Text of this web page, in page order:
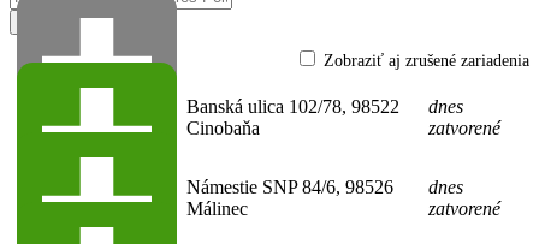
Zobraziť aj zrušené zariadenia
Lekáreň Calendula
(Pobočka verejnej
Banská ulica 102/78, 98522
Cinobaňa
dnes
zatvorené
66-52915557-A0001
Námestie SNP 84/6, 98526
Málinec
dnes
zatvorené